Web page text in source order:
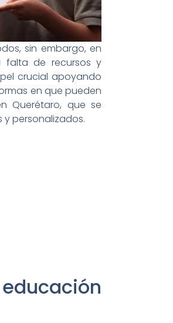
sin embargo, en
falta de recursos y
crucial apoyando
en que pueden
Querétaro, que se
personalizados.